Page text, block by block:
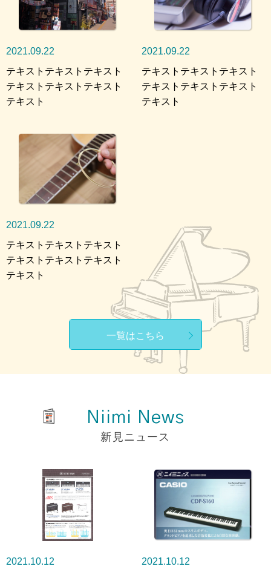
2021.09.22
テキストテキストテキスト
テキストテキストテキスト
テキスト
2021.09.22
テキストテキストテキスト
テキストテキストテキスト
テキスト
2021.09.22
テキストテキストテキスト
テキストテキストテキスト
テキスト
一覧はこちら
Niimi News
新見ニュース
2021.10.12
2021.10.12